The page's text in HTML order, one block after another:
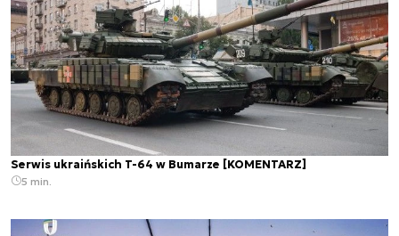
Serwis ukraińskich T-64 w Bumarze [KOMENTARZ]
5 min.